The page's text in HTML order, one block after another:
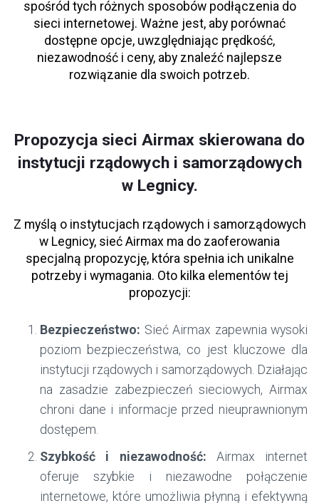
spośród tych różnych sposobów podłączenia do
sieci internetowej. Ważne jest, aby porównać
dostępne opcje, uwzględniając prędkość,
niezawodność i ceny, aby znaleźć najlepsze
rozwiązanie dla swoich potrzeb.
Propozycja sieci Airmax skierowana do
instytucji rządowych i samorządowych
w Legnicy.
Z myślą o instytucjach rządowych i samorządowych
w Legnicy, sieć Airmax ma do zaoferowania
specjalną propozycję, która spełnia ich unikalne
potrzeby i wymagania. Oto kilka elementów tej
propozycji:
Bezpieczeństwo: Sieć Airmax zapewnia wysoki
poziom bezpieczeństwa, co jest kluczowe dla
instytucji rządowych i samorządowych. Działając
na zasadzie zabezpieczeń sieciowych, Airmax
chroni dane i informacje przed nieuprawnionym
dostępem.
Szybkość i niezawodność: Airmax internet
oferuje szybkie i niezawodne połączenie
internetowe, które umożliwia płynną i efektywną